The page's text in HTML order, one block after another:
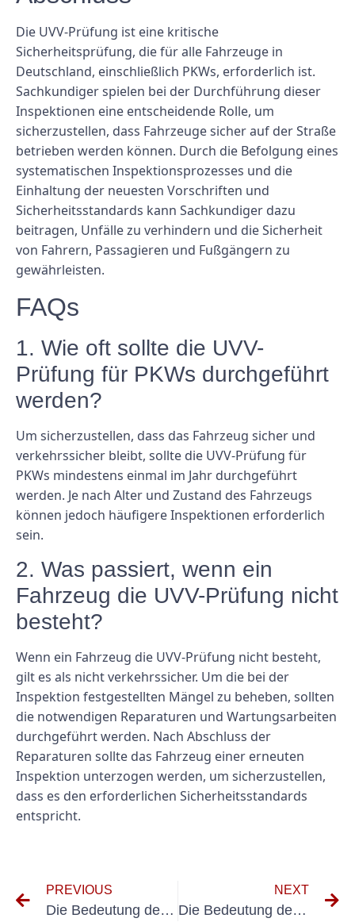
Die UVV-Prüfung ist eine kritische
Sicherheitsprüfung, die für alle Fahrzeuge in
Deutschland, einschließlich PKWs, erforderlich ist.
Sachkundiger spielen bei der Durchführung dieser
Inspektionen eine entscheidende Rolle, um
sicherzustellen, dass Fahrzeuge sicher auf der Straße
betrieben werden können. Durch die Befolgung eines
systematischen Inspektionsprozesses und die
Einhaltung der neuesten Vorschriften und
Sicherheitsstandards kann Sachkundiger dazu
beitragen, Unfälle zu verhindern und die Sicherheit
von Fahrern, Passagieren und Fußgängern zu
gewährleisten.
FAQs
1. Wie oft sollte die UVV-
Prüfung für PKWs durchgeführt
werden?
Um sicherzustellen, dass das Fahrzeug sicher und
verkehrssicher bleibt, sollte die UVV-Prüfung für
PKWs mindestens einmal im Jahr durchgeführt
werden. Je nach Alter und Zustand des Fahrzeugs
können jedoch häufigere Inspektionen erforderlich
sein.
2. Was passiert, wenn ein
Fahrzeug die UVV-Prüfung nicht
besteht?
Wenn ein Fahrzeug die UVV-Prüfung nicht besteht,
gilt es als nicht verkehrssicher. Um die bei der
Inspektion festgestellten Mängel zu beheben, sollten
die notwendigen Reparaturen und Wartungsarbeiten
durchgeführt werden. Nach Abschluss der
Reparaturen sollte das Fahrzeug einer erneuten
Inspektion unterzogen werden, um sicherzustellen,
dass es den erforderlichen Sicherheitsstandards
entspricht.
PREVIOUS
Die Bedeutung der Prüfung VDE 100 600 in der elektrischen Sicherheit verstehen
NEXT
Die Bedeutung des Prüfprotokolls Elektrische Anlagen für die Gewährleistung der elektrischen Sicherheit